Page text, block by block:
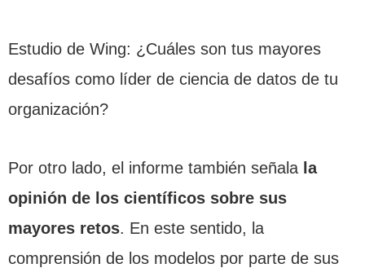
Estudio de Wing: ¿Cuáles son tus mayores
desafíos como líder de ciencia de datos de tu
organización?
Por otro lado, el informe también señala la
opinión de los científicos sobre sus
mayores retos. En este sentido, la
comprensión de los modelos por parte de sus